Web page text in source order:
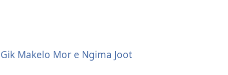
Gik Makelo Mor e Ngima Joot